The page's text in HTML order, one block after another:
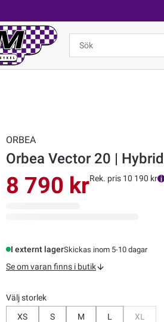
ORBEA
Orbea Vector 20 |
8 790 krRek. pris 10 190 kr
I externt lagerSkickas inom 5-10 dagar
Se om varan finns i butik
Välj storlek
XS
S M L XL